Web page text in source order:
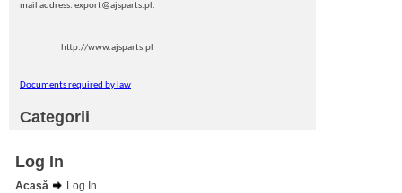
mail address: export@ajsparts.pl.
http://www.ajsparts.pl
Documents required by law
Categorii
Log In
Acasă
Log In